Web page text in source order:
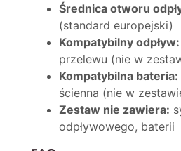
Średnica otworu
(standard europejski)
Kompatybilny odpływ:
przelewu (nie w
Kompatybilna bateria:
ścienna (nie w
Zestaw nie zawiera:
odpływowego, baterii